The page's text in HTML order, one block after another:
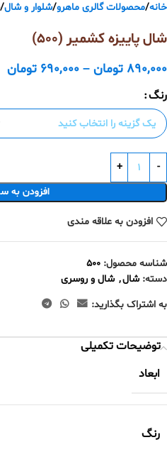
خانه محصولات گالری ماهرو شلوار و شال
شال پاییزه کشمیر (500)
890,000 تومان –
690,000 تومان
رنگ
افزودن به
افزودن به علاقه مندی
شناسه محصول: 500
دسته: شال, شال و روسری
به اشتراک بگذارید:
توضیحات تکمیلی
ابعاد
رنگ